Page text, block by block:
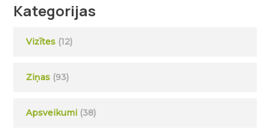
Kategorijas
Vizītes (12)
Ziņas (93)
Apsveikumi (38)